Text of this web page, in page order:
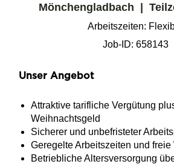
Mönchengladbach |
Arbeitszeiten:
Job-ID: 658143
Unser Angebot
Attraktive tarifliche Vergütung
Weihnachtsgeld
Sicherer und unbefristeter
Geregelte Arbeitszeiten und
Betriebliche Altersversorgung